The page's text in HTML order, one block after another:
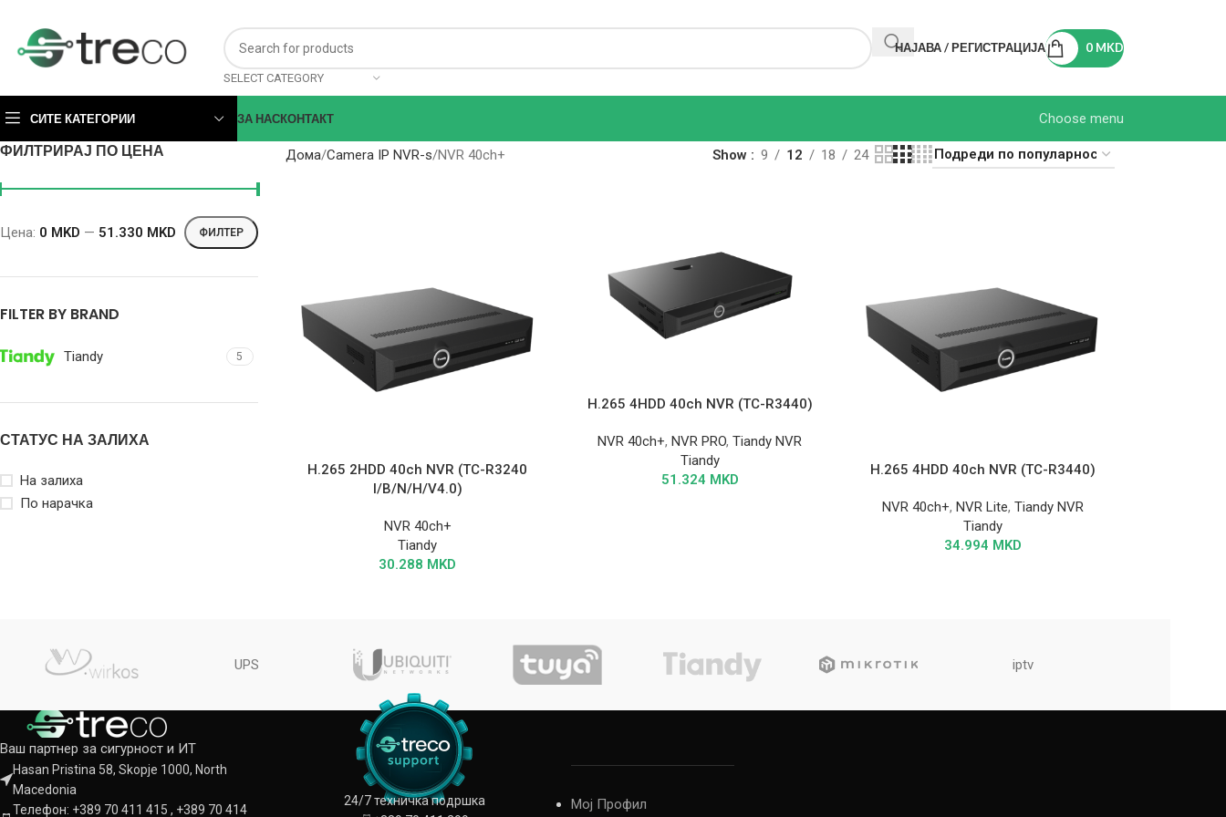
SELECT CATEGORY
НАЈАВА / РЕГИСТРАЦИЈА 0 MKD
СИТЕ КАТЕГОРИИ ЗА НАСКОНТАКТ Choose menu
ФИЛТРИРАЈ ПО ЦЕНА
ФИЛТЕР
Цена: 0 MKD — 51.330 MKD
FILTER BY BRAND
Tiandy 5
СТАТУС НА ЗАЛИХА
На залиха
По нарачка
Дома Camera IP NVR-s NVR 40ch+ Show 9 12 18 24
H.265 2HDD 40ch NVR (TC-R3240
I/B/N/H/V4.0)
NVR 40ch+
Tiandy
30.288 MKD
H.265 4HDD 40ch NVR (TC-R3440)
NVR 40ch+,NVR PRO,Tiandy NVR
Tiandy
51.324 MKD
H.265 4HDD 40ch NVR (TC-R3440)
NVR 40ch+, NVR Lite, Tiandy NVR
Tiandy
34.994 MKD
UPS iptv
Ваш партнер за сигурност и ИТ
Hasan Pristina 58, Skopje 1000, North
Macedonia
Телефон: +389 70 411 415 , +389 70 414
24/7 техничка подршка
Мој Профил